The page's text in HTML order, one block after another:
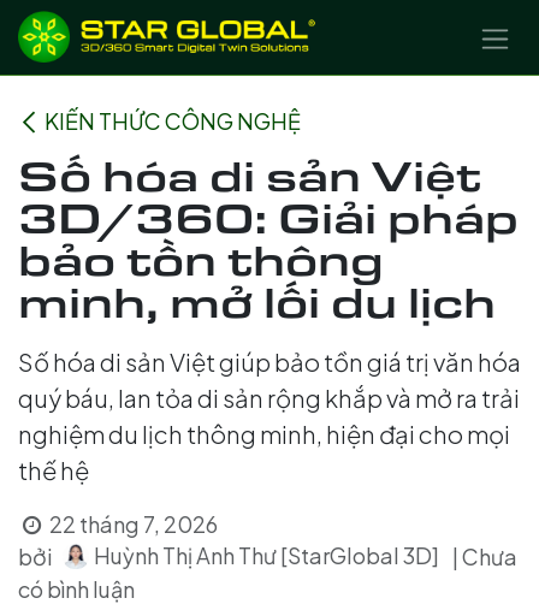
BỎ QUA ĐỂ ĐẾN NỘI DUNG
KIẾN THỨC CÔNG NGHỆ
Số hóa di sản Việt
3D/360: Giải pháp
bảo tồn thông
minh, mở lối du lịch
Số hóa di sản Việt giúp bảo tồn giá trị văn hóa
quý báu, lan tỏa di sản rộng khắp và mở ra trải
nghiệm du lịch thông minh, hiện đại cho mọi
thế hệ
22 tháng 7, 2026
bởi
Huỳnh Thị Anh Thư [StarGlobal 3D]
| Chưa
có bình luận